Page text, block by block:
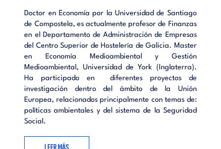
Doctor en Economía por la Universidad de Santiago
de Compostela, es actualmente profesor de Finanzas
en el Departamento de Administración de Empresas
del Centro Superior de Hostelería de Galicia. Master
en Economía Medioambiental y Gestión
Medioambiental, Universidad de York (Inglaterra).
Ha participado en diferentes proyectos de
investigación dentro del ámbito de la Unión
Europea, relacionados principalmente con temas de:
políticas ambientales y del sistema de la Seguridad
Social.